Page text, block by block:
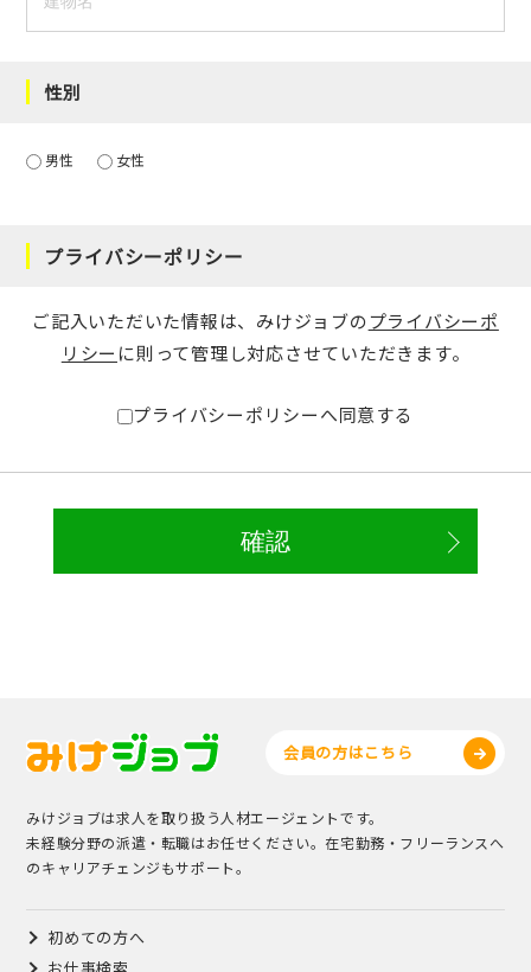
性別
男性 女性
プライバシーポリシー
ご記入いただいた情報は、みけジョブのプライバシーポ
リシー に則って管理し対応させていただきます。
プライバシーポリシーへ同意する
会員の方はこちら
みけジョブは求人を取り扱う人材エージェントです。
未経験分野の派遣・転職はお任せください。在宅勤務・フリーランスへ
のキャリアチェンジもサポート。
初めての方へ
お仕事検索